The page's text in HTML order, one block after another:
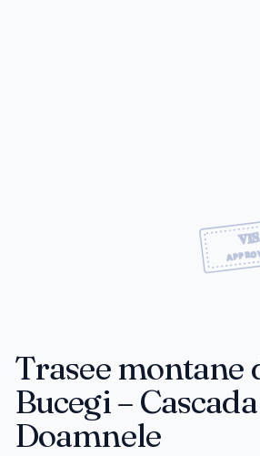
Trasee montane
Bucegi – Cascada
Doamnele